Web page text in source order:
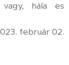
hála es
február 02.